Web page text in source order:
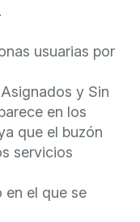
usuarias por
y Sin
en los
que el buzón
servicios
en el que se